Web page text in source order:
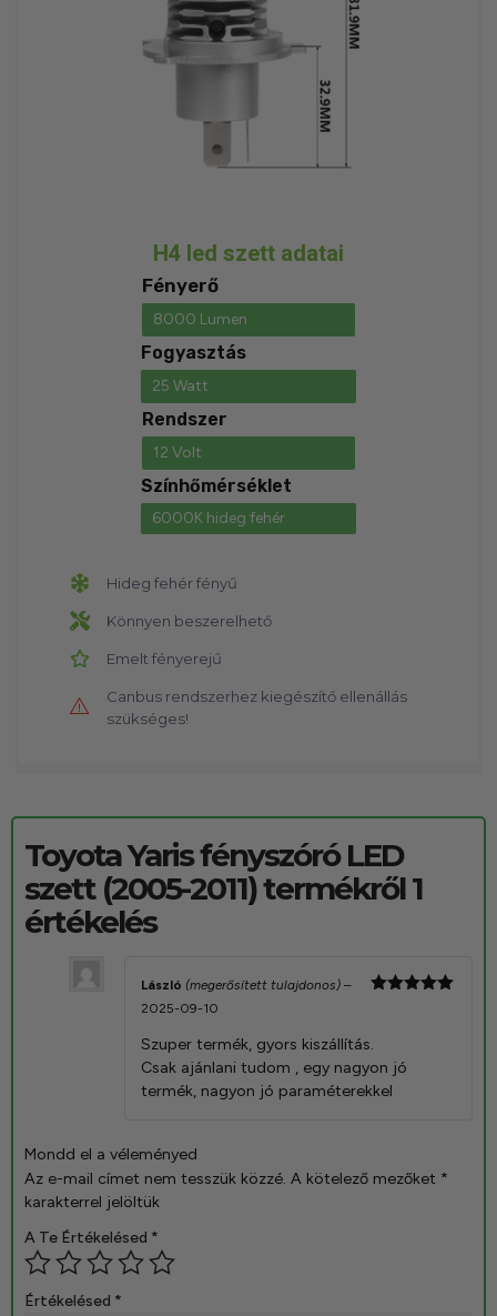
H4 led szett adatai
Fényerő
8000 Lumen
Fogyasztás
25 Watt
Rendszer
12 Volt
Színhőmérséklet
6000K hideg fehér
Hideg fehér fényű
Könnyen beszerelhető
Emelt fényerejű
Canbus rendszerhez kiegészítő ellenállás
szükséges!
Toyota Yaris fényszóró LED
szett (2005-2011)termékről 1
értékelés
László (megerősített tulajdonos) –
2025-09-10
Szuper termék, gyors kiszállítás.
Csak ajánlani tudom , egy nagyon jó
termék, nagyon jó paraméterekkel
Mondd el a véleményed
Az e-mail címet nem tesszük közzé. A kötelező mezőket *
karakterrel jelöltük
A Te Értékelésed *
Értékelésed *